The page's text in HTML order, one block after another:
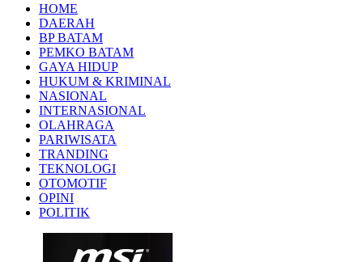
HOME
DAERAH
BP BATAM
PEMKO BATAM
GAYA HIDUP
HUKUM & KRIMINAL
NASIONAL
INTERNASIONAL
OLAHRAGA
PARIWISATA
TRANDING
TEKNOLOGI
OTOMOTIF
OPINI
POLITIK